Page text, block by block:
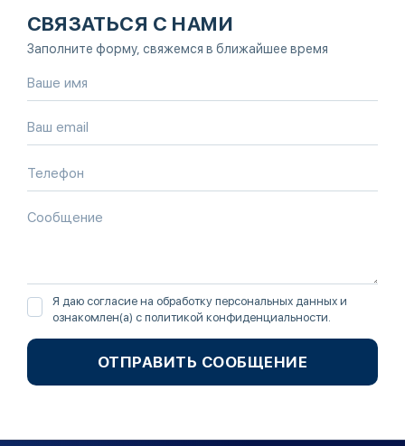
СВЯЗАТЬСЯ С НАМИ
Заполните форму, свяжемся в ближайшее время
Я даю согласие на обработку персональных данных и
ознакомлен(а) с политикой конфиденциальности
ОТПРАВИТЬ СООБЩЕНИЕ